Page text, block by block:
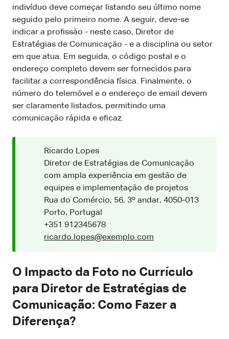
indivíduo deve começar listando seu último nome
seguido pelo primeiro nome. A seguir, deve-se
indicar a profissão - neste caso, Diretor de
Estratégias de Comunicação - e a disciplina ou setor
em que atua. Em seguida, o código postal e o
endereço completo devem ser fornecidos para
facilitar a correspondência física. Finalmente, o
número do telemóvel e o endereço de email devem
ser claramente listados, permitindo uma
comunicação rápida e eficaz.
Ricardo Lopes
Diretor de Estratégias de Comunicação
com ampla experiência em gestão de
equipes e implementação de projetos
Rua do Comércio, 56, 3º andar, 4050-013
Porto, Portugal
+351 912345678
ricardo.lopes@exemplo.com
O Impacto da Foto no Currículo
para Diretor de Estratégias de
Comunicação: Como Fazer a
Diferença?